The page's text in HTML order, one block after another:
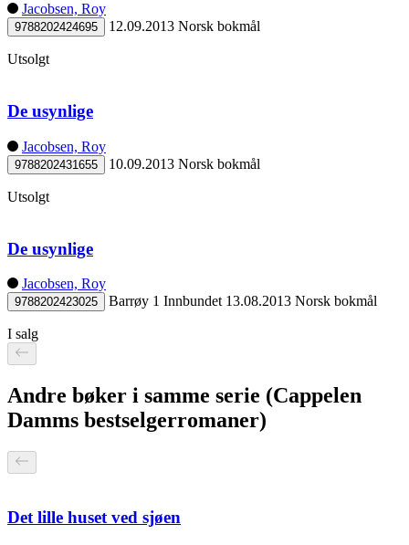
Jacobsen, Roy
9788202424695 12.09.2013 Norsk bokmål
Utsolgt
De usynlige
Jacobsen, Roy
9788202431655 10.09.2013 Norsk bokmål
Utsolgt
De usynlige
Jacobsen, Roy
9788202423025 Barrøy 1 Innbundet 13.08.2013 Norsk bokmål
I salg
Andre bøker i samme serie (Cappelen
Damms bestselgerromaner)
Det lille huset ved sjøen